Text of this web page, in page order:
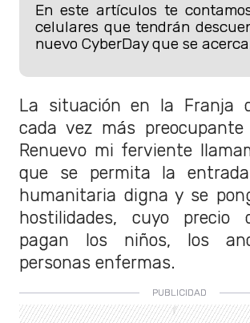
En este artículos te
celulares que tendrán
nuevo CyberDay que se
La situación en la Franja
cada vez más preocupante
Renuevo mi ferviente
que se permita la
humanitaria digna y se
hostilidades, cuyo precio
pagan los niños, los
personas enfermas.